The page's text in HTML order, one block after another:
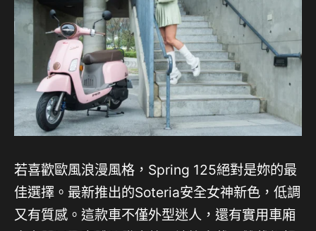
若喜歡歐風浪漫風格，Spring 125絕對是妳的最
佳選擇。最新推出的Soteria安全女神新色，低調
又有質感。這款車不僅外型迷人，還有實用車廂